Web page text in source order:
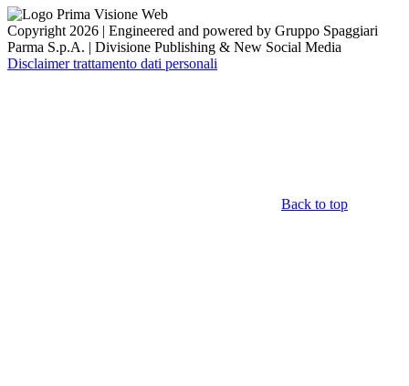
Copyright 2026 | Engineered and powered by Gruppo Spaggiari
Parma S.p.A. | Divisione Publishing & New Social Media
Disclaimer trattamento dati personali
Back to top